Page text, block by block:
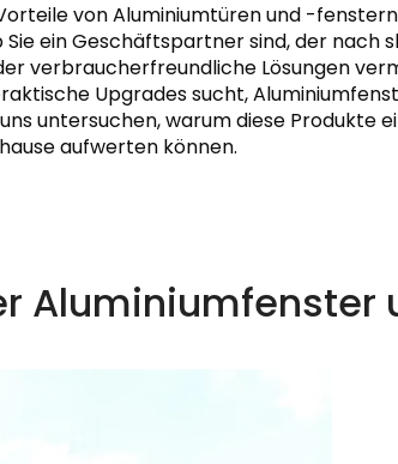
von Aluminiumtüren und -
ein Geschäftspartner sind, der nach
verbraucherfreundliche Lösungen
Upgrades sucht,
untersuchen, warum diese Produkte
aufwerten können.
Aluminiumfenster